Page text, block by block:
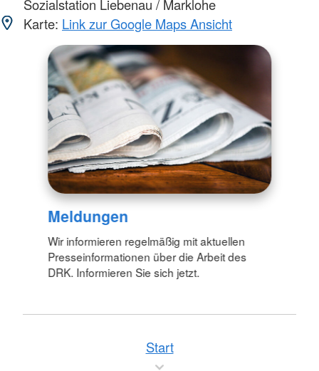
Sozialstation Liebenau / Marklohe
Karte: Link zur Google Maps Ansicht
Meldungen
Wir informieren regelmäßig mit aktuellen
Presseinformationen über die Arbeit des
DRK. Informieren Sie sich jetzt.
Start